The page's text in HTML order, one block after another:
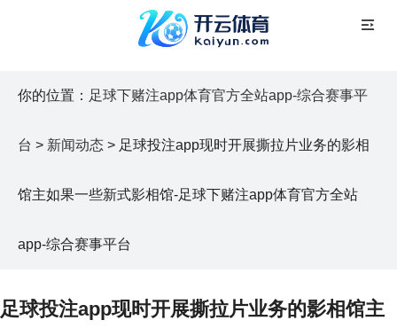
你的位置： 足球下赌注app体育官方全站app-综合赛事平
台 > 新闻动态 > 足球投注app现时开展撕拉片业务的影相
馆主如果一些新式影相馆-足球下赌注app体育官方全站
app-综合赛事平台
足球投注app现时开展撕拉片业务的影相馆主